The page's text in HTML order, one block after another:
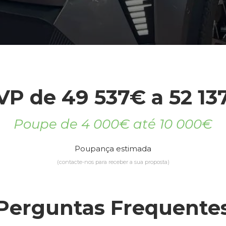
de 49 537€ a 52
Poupe de 4 000€ até 10 000€
Poupança estimada
(contacte-nos para receber a sua proposta)